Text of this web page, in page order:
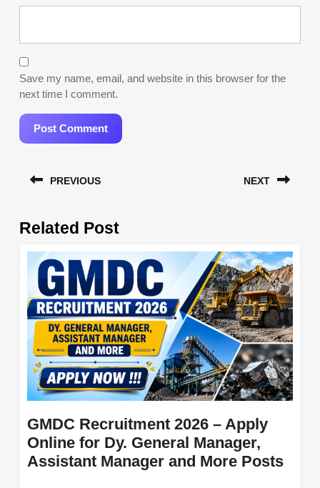
Save my name, email, and website in this browser for the
next time I comment.
navigation
PREVIOUS
post:
NEXT
Related Post
GMDC Recruitment 2026 – Apply
Online for Dy. General Manager,
Assistant Manager and More Posts